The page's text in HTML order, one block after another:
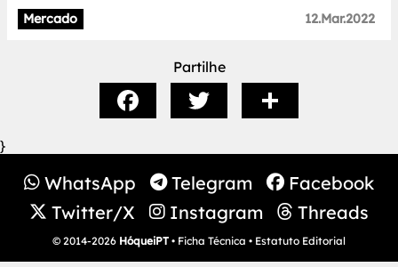
Mercado
12.Mar.2022
Partilhe
}
WhatsApp Telegram
Facebook
Twitter/X
Instagram Threads
© 2014-2026 HóqueiPT • Ficha Técnica • Estatuto Editorial